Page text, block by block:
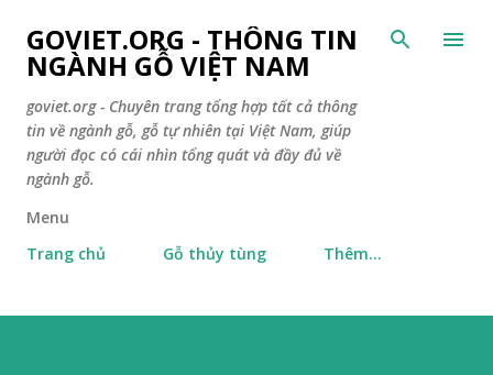
Chuyển đến nội dung chính
GOVIET.ORG - THÔNG TIN
NGÀNH GỖ VIỆT NAM
goviet.org - Chuyên trang tổng hợp tất cả thông
tin về ngành gỗ, gỗ tự nhiên tại Việt Nam, giúp
người đọc có cái nhìn tổng quát và đầy đủ về
ngành gỗ.
Menu
Trang chủ
Gỗ thủy tùng Thêm…